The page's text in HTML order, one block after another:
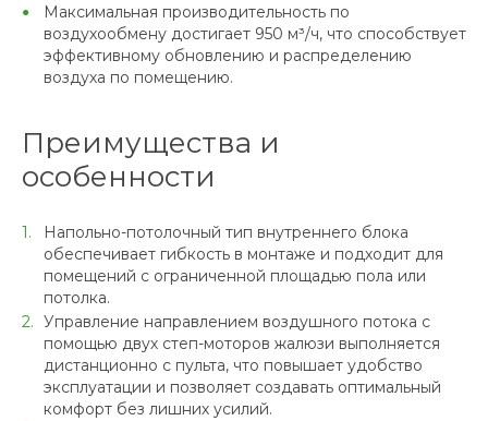
Максимальная производительность по
воздухообмену достигает 950 м³/ч, что способствует
эффективному обновлению и распределению
воздуха по помещению.
Преимущества и
особенности
Напольно-потолочный тип внутреннего блока
обеспечивает гибкость в монтаже и подходит для
помещений с ограниченной площадью пола или
потолка.
Управление направлением воздушного потока с
помощью двух степ-моторов жалюзи выполняется
дистанционно с пульта, что повышает удобство
эксплуатации и позволяет создавать оптимальный
комфорт без лишних усилий.